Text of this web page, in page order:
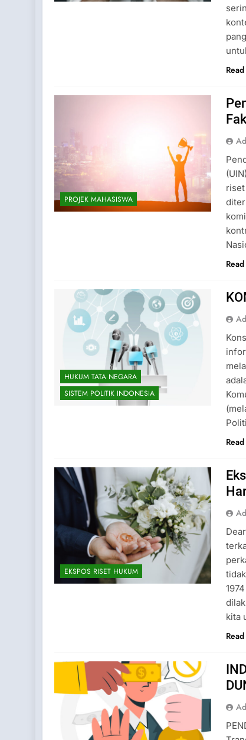
PROJEK MAHASISWA
HUKUM TATA NEGARA
SISTEM POLITIK INDONESIA
EKSPOS RISET HUKUM
kita